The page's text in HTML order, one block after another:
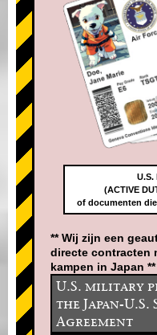
U.S.
(ACTIVE
of documenten
** Wij zijn een
directe contracten
kampen in Japan **
U.S. military
the Japan-
Agreement